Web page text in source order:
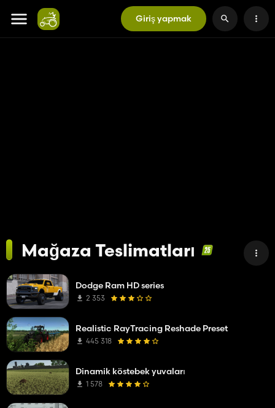
Giriş yapmak
Mağaza Teslimatları
Dodge Ram HD series
2 353
Realistic RayTracing Reshade Preset
445 318
Dinamik köstebek yuvaları
1 578